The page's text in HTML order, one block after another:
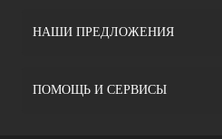
НАШИ ПРЕДЛОЖЕНИЯ
ПОМОЩЬ И СЕРВИСЫ